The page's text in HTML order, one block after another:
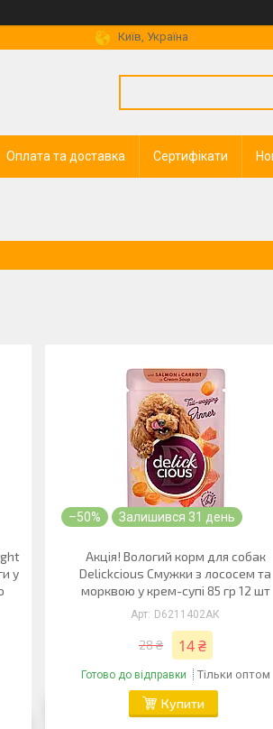
Київ, Україна
Оплата та доставка Сертифікати
у
–50% Залишився 31 день
Акція! Вологий корм для собак
Delickcious Смужки з лососем та
морквою у крем-супі 85 гр 12 шт
D6211402АК
28 ₴ 14 ₴
Готово до відправки Тільки оптом
Купити